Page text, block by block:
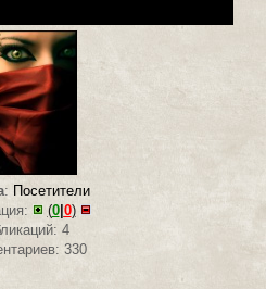
: Посетители
(0| 0)
4
330